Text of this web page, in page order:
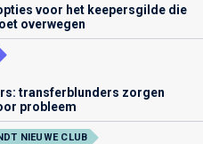
voor het keepersgilde die
overwegen
transferblunders zorgen
probleem
NIEUWE CLUB